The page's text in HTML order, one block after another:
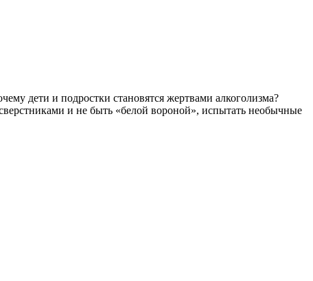
дети и подростки становятся жертвами алкоголизма?
и не быть «белой вороной», испытать необычные